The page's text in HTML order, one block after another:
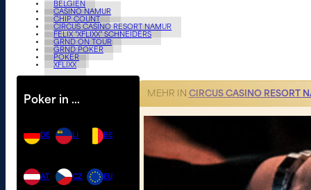
BELGIEN
CASINO NAMUR
CHIP COUNT
CIRCUS CASINO RESORT NAMUR
FELIX "XFLIXX" SCHNEIDERS
GRND ON TOUR
GRND POKER
POKER
XFLIXX
Poker in …
DE
AT
LI
CZ
BE
EU
MEHR IN CIRCUS CASINO RESORT